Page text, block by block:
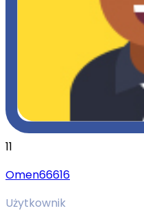
11
Omen66616
Użytkownik